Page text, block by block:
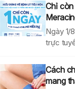
Chỉ
Ngày 1/
trực
Cách
mang